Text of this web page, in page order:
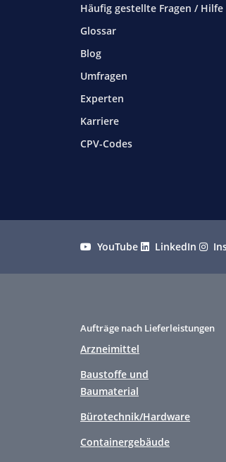
Häufig gestellte Fragen / Hilfe
Glossar
Blog
Umfragen
Experten
Karriere
CPV-Codes
YouTube LinkedIn
Aufträge nach Lieferleistungen
Arzneimittel
Baustoffe und
Baumaterial
Bürotechnik/Hardware
Containergebäude